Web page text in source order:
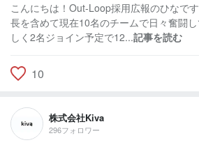
こんにちは！Out-Loop採用広報のひなで
長を含めて現在10名のチームで日々奮闘
しく2名ジョイン予定で12...記事を読む
10
株式会社Kiva
296フォロワー